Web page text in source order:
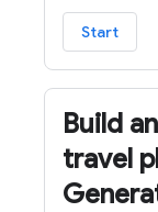
Start
Build
travel